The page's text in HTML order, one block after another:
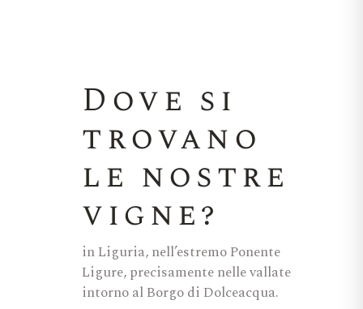
Dove si
trovano
le nostre
vigne?
in Liguria, nell’estremo Ponente
Ligure, precisamente nelle vallate
intorno al Borgo di Dolceacqua.